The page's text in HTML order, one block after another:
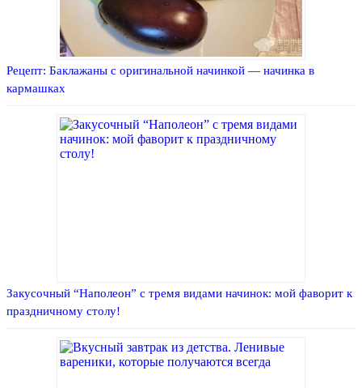
Рецепт: Баклажаны с оригинальной начинкой — начинка в
кармашках
Закусочный “Наполеон” с тремя видами начинок: мой фаворит к
праздничному столу!